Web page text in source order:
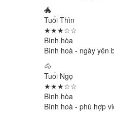
🐲
Tuổi Thìn
★★★☆☆
Bình hòa
Bình hoà - ngày yên
🐴
Tuổi Ngọ
★★★☆☆
Bình hòa
Bình hoà - phù hợp